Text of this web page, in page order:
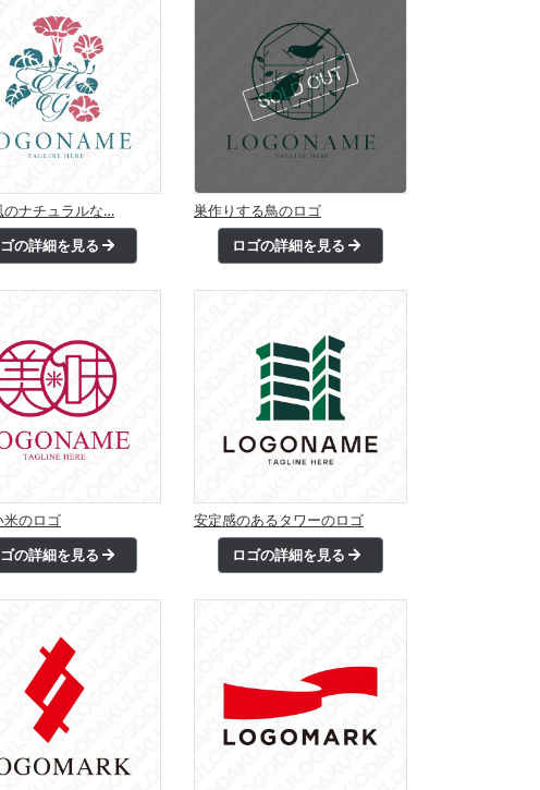
のナチュラルな…
の詳細を見る
巣作りする鳥のロゴ
ロゴの詳細を見る
米のロゴ
の詳細を見る
安定感のあるタワーのロゴ
ロゴの詳細を見る